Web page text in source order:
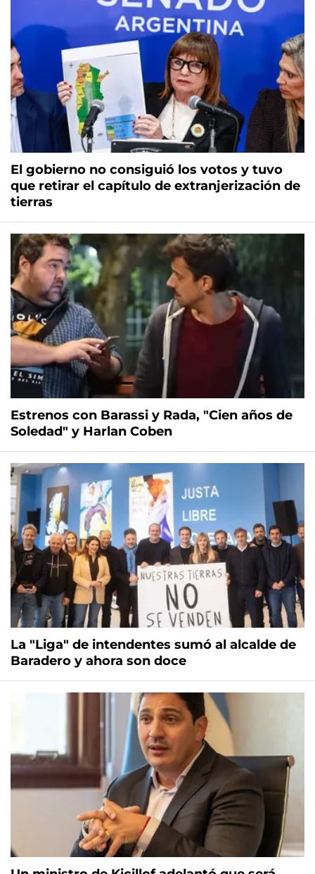
El gobierno no consiguió los votos y tuvo
que retirar el capítulo de extranjerización de
tierras
Estrenos con Barassi y Rada, "Cien años de
Soledad" y Harlan Coben
La "Liga" de intendentes sumó al alcalde de
Baradero y ahora son doce